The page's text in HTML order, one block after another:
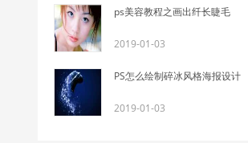
ps美容教程之画出纤长睫毛
2019-01-03
PS怎么绘制碎冰风格海报设计
2019-01-03